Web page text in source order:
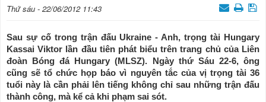
Thứ sáu - 22/06/2012 11:43
Sau sự cố trong trận đấu Ukraine - Anh, trọng tài Hungary
Kassai Viktor lần đầu tiên phát biểu trên trang chủ của Liên
đoàn Bóng đá Hungary (MLSZ). Ngày thứ Sáu 22-6, ông
cũng sẽ tổ chức họp báo vì nguyên tắc của vị trọng tài 36
tuổi này là cần phải lên tiếng không chỉ sau những trận đấu
thành công, mà kể cả khi phạm sai sót.